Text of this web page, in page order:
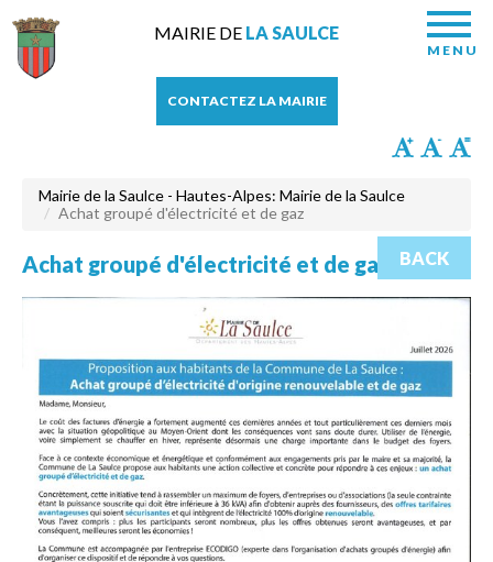
MAIRIE DE LA SAULCE
MENU
CONTACTEZ LA MAIRIE
Mairie de la Saulce - Hautes-Alpes: Mairie de la Saulce
Achat groupé d'électricité et de gaz
Achat groupé d'électricité et de gaz BACK